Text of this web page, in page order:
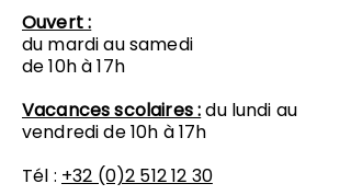
Ouvert :
du mardi au samedi
de 10h à 17h
Vacances scolaires :du lundi au
vendredi de 10h à 17h
Tél : +32 (0)2 512 12 30